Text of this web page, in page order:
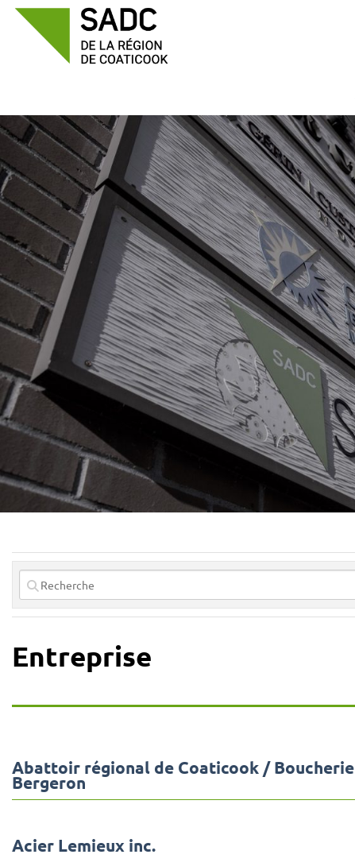
Passer
Entreprise
Abattoir régional de Coaticook / Boucherie
Bergeron
Acier Lemieux inc.